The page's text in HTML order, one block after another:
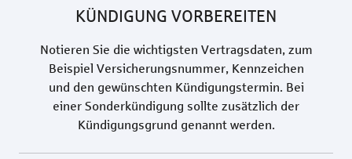
KÜNDIGUNG VORBEREITEN
Notieren Sie die wichtigsten Vertragsdaten, zum
Beispiel Versicherungsnummer, Kennzeichen
und den gewünschten Kündigungstermin. Bei
einer Sonderkündigung sollte zusätzlich der
Kündigungsgrund genannt werden.